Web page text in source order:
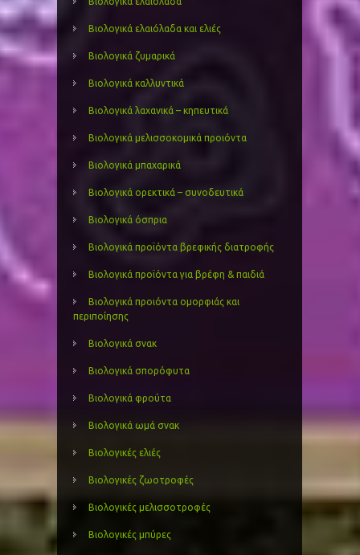
Βιολογικά ελαιόλαδα και ελιές
Βιολογικά ζυμαρικά
Βιολογικά καλλυντικά
Βιολογικά λαχανικά – κηπευτικά
Βιολογικά μελισσοκομικά προιόντα
Βιολογικά μπαχαρικά
Βιολογικά ορεκτικά – συνοδευτικά
Βιολογικά όσπρια
Βιολογικά προϊόντα βρεφικής διατροφής
Βιολογικά προϊόντα για βρέφη & παιδιά
Βιολογικά προιόντα ομορφιάς και
περιποίησης
Βιολογικά σνακ
Βιολογικά σπορόφυτα
Βιολογικά φρούτα
Βιολογικά ωμά σνακ
Βιολογικές ελιές
Βιολογικές ζωοτροφές
Βιολογικές μελισσοτροφές
Βιολογικές μπύρες